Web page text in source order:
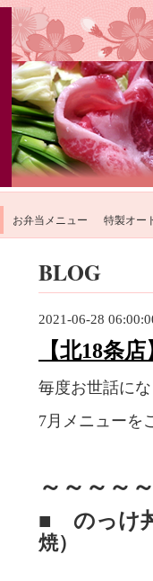
お弁当メニュー 特製オー
BLOG
2021-06-28
【北18条
毎度お世話に
7月メニューを
～～～～
■ のっけ
焼）